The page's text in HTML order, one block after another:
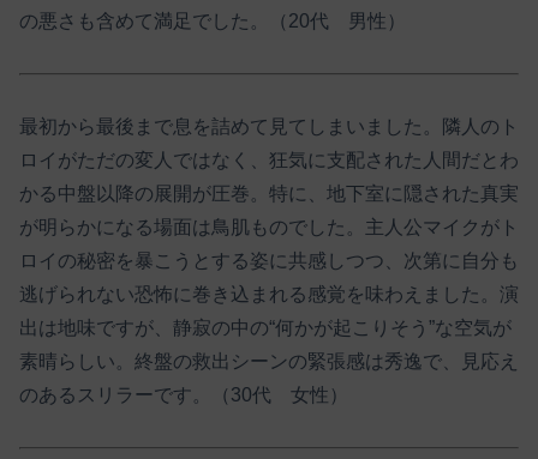
の悪さも含めて満足でした。（20代 男性）
最初から最後まで息を詰めて見てしまいました。隣人のト
ロイがただの変人ではなく、狂気に支配された人間だとわ
かる中盤以降の展開が圧巻。特に、地下室に隠された真実
が明らかになる場面は鳥肌ものでした。主人公マイクがト
ロイの秘密を暴こうとする姿に共感しつつ、次第に自分も
逃げられない恐怖に巻き込まれる感覚を味わえました。演
出は地味ですが、静寂の中の“何かが起こりそう”な空気が
素晴らしい。終盤の救出シーンの緊張感は秀逸で、見応え
のあるスリラーです。（30代 女性）